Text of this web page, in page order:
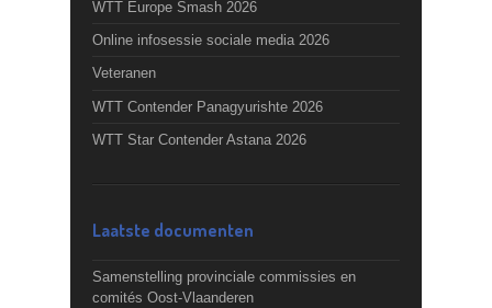
WTT Europe Smash 2026
Online infosessie sociale media 2026
Veteranen
WTT Contender Panagyurishte 2026
WTT Star Contender Astana 2026
Laatste documenten
Samenstelling provinciale commissies en
comités Oost-Vlaanderen